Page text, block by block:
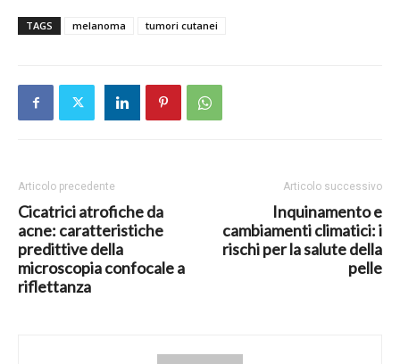
TAGS melanoma tumori cutanei
Articolo precedente
Cicatrici atrofiche da
acne: caratteristiche
predittive della
microscopia confocale a
riflettanza
Articolo successivo
Inquinamento e
cambiamenti climatici: i
rischi per la salute della
pelle